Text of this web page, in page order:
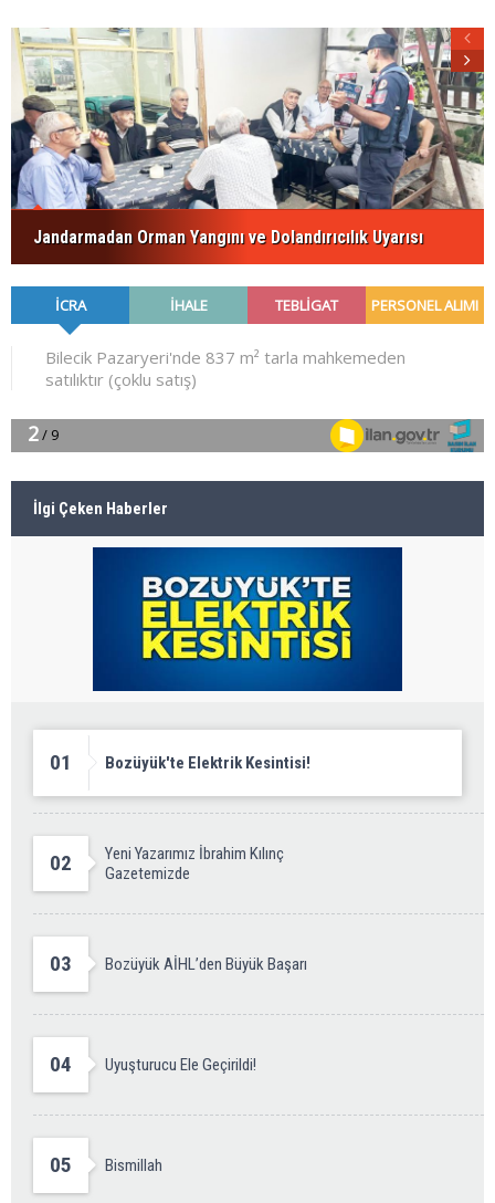
Jandarmadan Orman Yangını ve Dolandırıcılık Uyarısı
İlgi Çeken Haberler
01 Bozüyük'te Elektrik Kesintisi!
02
Yeni Yazarımız İbrahim Kılınç
Gazetemizde
03 Bozüyük AİHL’den Büyük Başarı
04 Uyuşturucu Ele Geçirildi!
05 Bismillah